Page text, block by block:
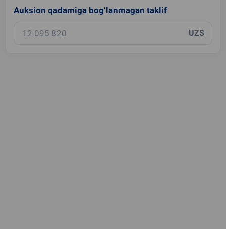
Auksion qadamiga bog‘lanmagan taklif
UZS